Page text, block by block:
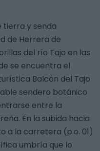
tierra y senda
de Herrera de
del río Tajo en las
se encuentra el
Balcón del Tajo
sendero botánico
entre la
En la subida hacia
a la carretera (p.o. 01)
umbría que lo